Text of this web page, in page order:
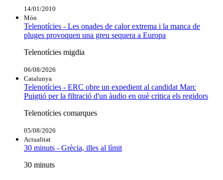
14/01/2010
Món
Telenotícies - Les onades de calor extrema i la manca de
pluges provoquen una greu sequera a Europa
Telenotícies migdia
06/08/2026
Catalunya
Telenotícies - ERC obre un expedient al candidat Marc
Puigtió per la filtració d'un àudio en què critica els regidors
Telenotícies comarques
05/08/2026
Actualitat
30 minuts - Grècia, illes al límit
30 minuts